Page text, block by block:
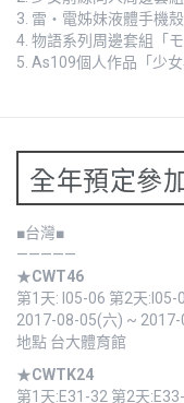
3. 雷・電姊妹液體手機殼
4. 物語系列周邊套組「モ
5. As109個人作品「少
全年預定參
■台灣■
—————
★CWT46
第1天: I05-06 第2天:I05-
2017-08-05(六) ~
地點 台大體育館
★CWTK24
第1天:E31-32 第2天